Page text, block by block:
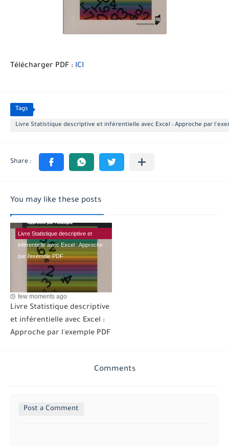
Télécharger PDF : ICI
Tags
Livre Statistique descriptive et inférentielle avec Excel : Approche par
You may like these posts
Livre Statistique descriptive et
inférentielle avec Excel : Approche
par l'exemple PDF
few moments ago
Livre Statistique descriptive
et inférentielle avec Excel :
Approche par l'exemple PDF
Comments
Post a Comment